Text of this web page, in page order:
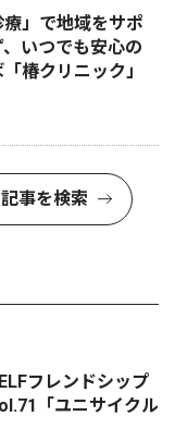
」で地域をサポ
いつでも安心の
椿クリニック」
事を検索
フレンドシップ
「ユニサイクル